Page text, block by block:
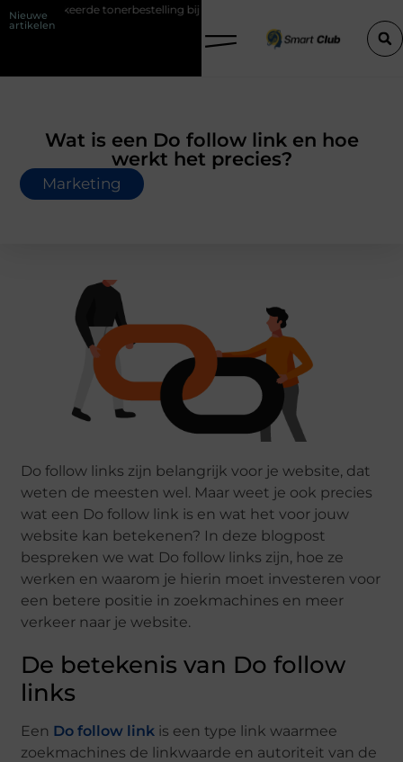
Nieuwe
artikelen
verkeerde tonerbestelling bij HP printers
Wat is een Do follow link en hoe
werkt het precies?
Marketing
Do follow links zijn belangrijk voor je website, dat
weten de meesten wel. Maar weet je ook precies
wat een Do follow link is en wat het voor jouw
website kan betekenen? In deze blogpost
bespreken we wat Do follow links zijn, hoe ze
werken en waarom je hierin moet investeren voor
een betere positie in zoekmachines en meer
verkeer naar je website.
De betekenis van Do follow
links
Een Do follow link is een type link waarmee
zoekmachines de linkwaarde en autoriteit van de